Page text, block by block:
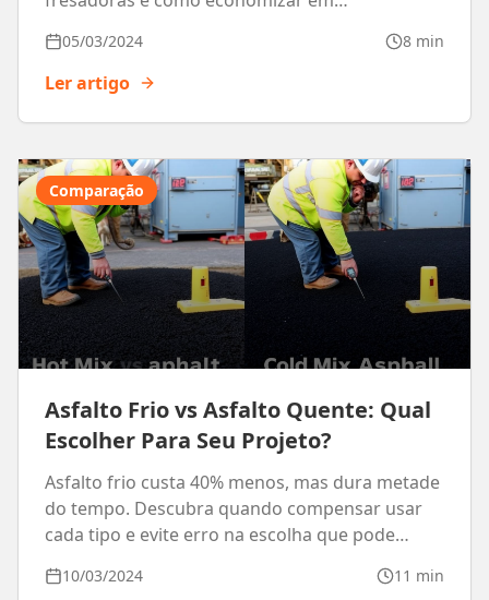
05/03/2024 8 min
Ler artigo
Comparação
Asfalto Frio vs Asfalto Quente: Qual
Escolher Para Seu Projeto?
Asfalto frio custa 40% menos, mas dura metade
do tempo. Descubra quando compensar usar
cada tipo e evite erro na escolha que pode
10/03/2024 11 min